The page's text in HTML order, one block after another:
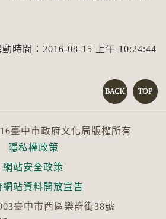
動時間：2016-08-15 上午 10:24:44
臺中市政府文化局版權所有
隱私權政策
網站安全政策
網站資料開放宣告
臺中市西區樂群街38號